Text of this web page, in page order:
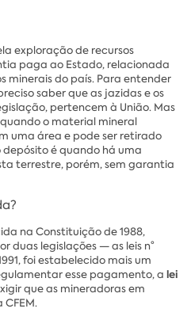
exploração de recursos
paga ao Estado, relacionada
minerais do país. Para entender
saber que as jazidas e os
pertencem à União. Mas
o material mineral
uma área e pode ser retirado
é quando há uma
terrestre, porém, sem garantia
na Constituição de 1988,
duas legislações — as leis n°
foi estabelecido mais um
esse pagamento, a lei
que as mineradoras em